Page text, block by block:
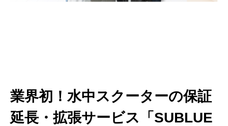
業界初！水中スクーターの保証
延長・拡張サービス「SUBLUE